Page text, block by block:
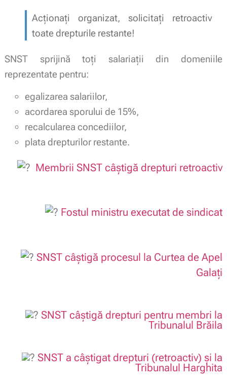
Acționați organizat, solicitați retroactiv
toate drepturile restante!
SNST sprijină toți salariații din domeniile
reprezentate pentru:
egalizarea salariilor,
acordarea sporului de 15%,
recalcularea concediilor,
plata drepturilor restante.
Membrii SNST câștigă drepturi retroactiv
Fostul ministru executat de sindicat
SNST câștigă procesul la Curtea de Apel
Galați
SNST câștigă drepturi pentru membri la
Tribunalul Brăila
SNST a câștigat drepturi (retroactiv) și la
Tribunalul Harghita